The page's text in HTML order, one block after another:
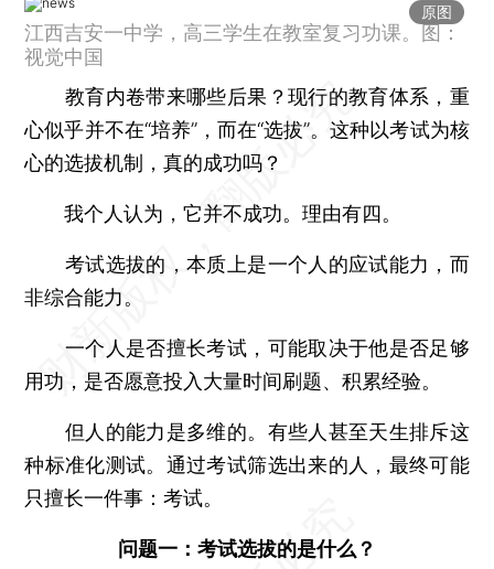
原图
江西吉安一中学，高三学生在教室复习功课。图：
视觉中国
教育内卷带来哪些后果？现行的教育体系，重
心似乎并不在“培养”，而在“选拔”。这种以考试为核
心的选拔机制，真的成功吗？
我个人认为，它并不成功。理由有四。
考试选拔的，本质上是一个人的应试能力，而
非综合能力。
一个人是否擅长考试，可能取决于他是否足够
用功，是否愿意投入大量时间刷题、积累经验。
但人的能力是多维的。有些人甚至天生排斥这
种标准化测试。通过考试筛选出来的人，最终可能
只擅长一件事：考试。
问题一：考试选拔的是什么？